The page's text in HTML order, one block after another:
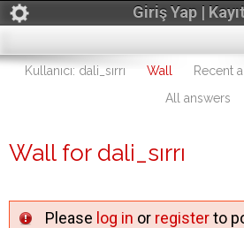
Giriş Yap |
Kullanıcı: dali_sırrı Wall Recent
All answers
Wall for dali_sırrı
Please log in or registerto